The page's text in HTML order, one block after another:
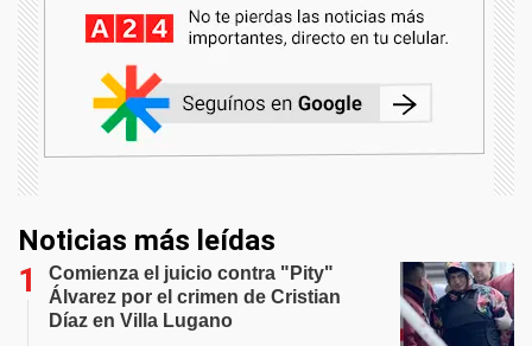
Noticias más leídas
Comienza el juicio contra "Pity"
Álvarez por el crimen de Cristian
Díaz en Villa Lugano